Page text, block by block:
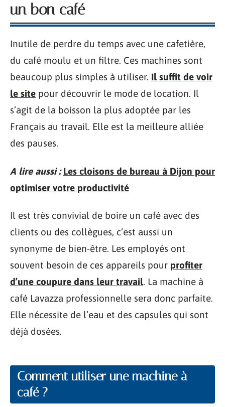
un bon café
Inutile de perdre du temps avec une cafetière,
du café moulu et un filtre. Ces machines sont
beaucoup plus simples à utiliser. Il suffit de voir
le site pour découvrir le mode de location. Il
s’agit de la boisson la plus adoptée par les
Français au travail. Elle est la meilleure alliée
des pauses.
A lire aussi : Les cloisons de bureau à Dijon pour
optimiser votre productivité
Il est très convivial de boire un café avec des
clients ou des collègues, c’est aussi un
synonyme de bien-être. Les employés ont
souvent besoin de ces appareils pour profiter
d’une coupure dans leur travail. La machine à
café Lavazza professionnelle sera donc parfaite.
Elle nécessite de l’eau et des capsules qui sont
déjà dosées.
Comment utiliser une machine à
café ?